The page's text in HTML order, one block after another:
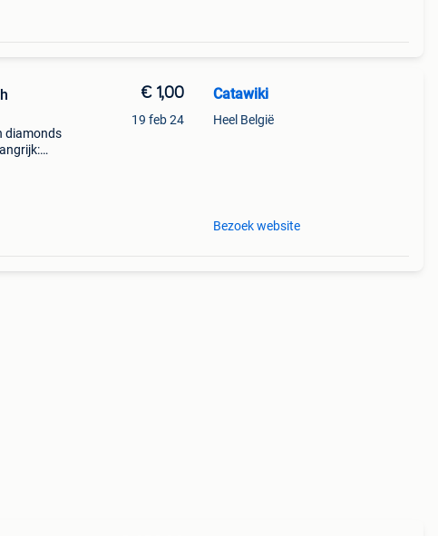
diamonds
€ 1,00
19 feb 24
Catawiki
Heel België
Bezoek website